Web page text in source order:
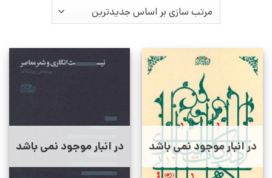
در انبار موجود نمی باشد در انبار موجود نمی باشد